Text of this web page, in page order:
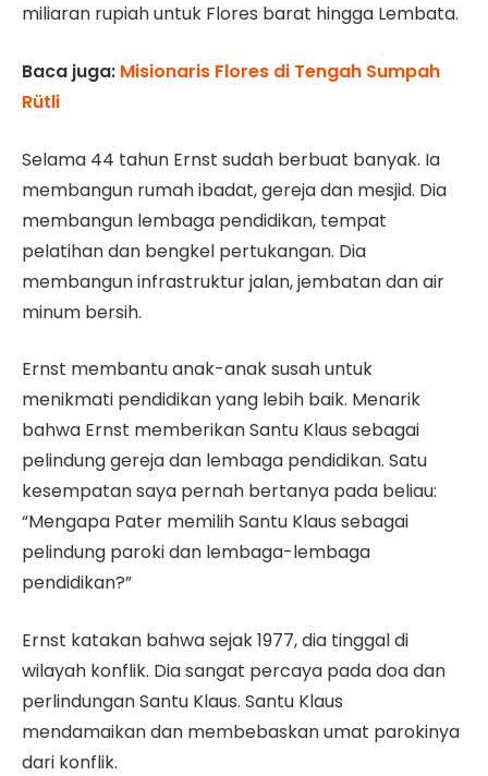
miliaran rupiah untuk Flores barat hingga Lembata.
Baca juga: Misionaris Flores di Tengah Sumpah
Rütli
Selama 44 tahun Ernst sudah berbuat banyak. Ia
membangun rumah ibadat, gereja dan mesjid. Dia
membangun lembaga pendidikan, tempat
pelatihan dan bengkel pertukangan. Dia
membangun infrastruktur jalan, jembatan dan air
minum bersih.
Ernst membantu anak-anak susah untuk
menikmati pendidikan yang lebih baik. Menarik
bahwa Ernst memberikan Santu Klaus sebagai
pelindung gereja dan lembaga pendidikan. Satu
kesempatan saya pernah bertanya pada beliau:
“Mengapa Pater memilih Santu Klaus sebagai
pelindung paroki dan lembaga-lembaga
pendidikan?”
Ernst katakan bahwa sejak 1977, dia tinggal di
wilayah konflik. Dia sangat percaya pada doa dan
perlindungan Santu Klaus. Santu Klaus
mendamaikan dan membebaskan umat parokinya
dari konflik.